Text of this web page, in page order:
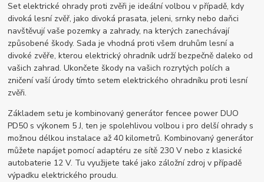
Set elektrické ohrady proti zvěři je ideální volbou v případě, kdy
divoká lesní zvěř, jako divoká prasata, jeleni, srnky nebo daňci
navštěvují vaše pozemky a zahrady, na kterých zanechávají
způsobené škody. Sada je vhodná proti všem druhům lesní a
divoké zvěře, kterou elektrický ohradník udrží bezpečně daleko od
vašich zahrad. Ukončete škody na vašich rozrytých polích a
zničení vaší úrody tímto setem elektrického ohradníku proti lesní
zvěři.
Základem setu je kombinovaný generátor fencee power DUO
PD50 s výkonem 5 J, ten je spolehlivou volbou i pro delší ohrady s
možnou délkou instalace až 40 kilometrů. Kombinovaný generátor
můžete napájet pomocí adaptéru ze sítě 230 V nebo z klasické
autobaterie 12 V. Tu využijete také jako záložní zdroj v případě
výpadku elektrického proudu.